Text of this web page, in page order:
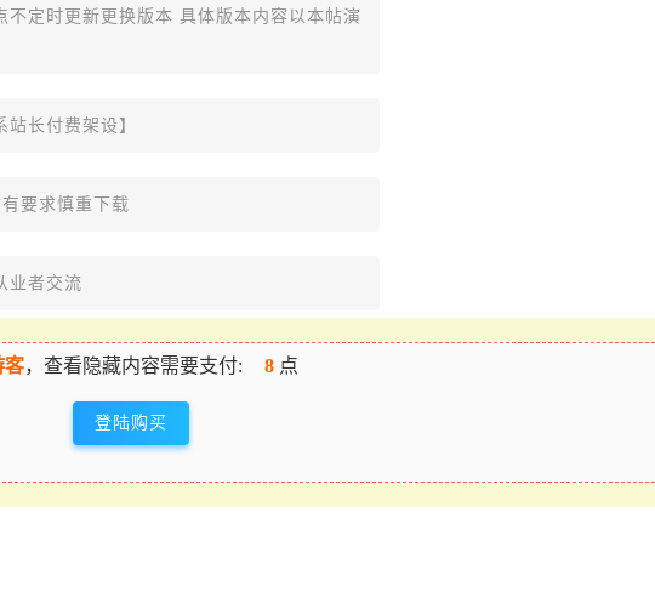
定时更新更换版本 具体版本内容以本帖演
长付费架设】
要求慎重下载
业者交流
客，查看隐藏内容需要支付: 8 点
登陆购买